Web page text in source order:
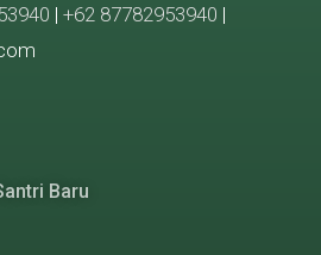
| +62 87782953940 |
Baru